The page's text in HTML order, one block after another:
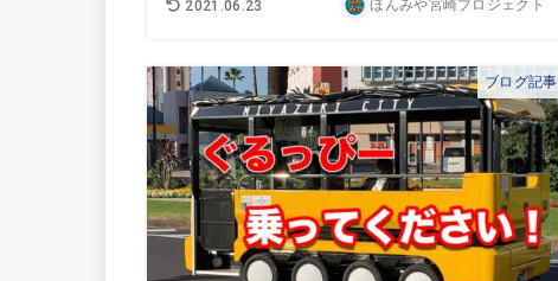
2021.06.23 ほんみや宮崎プロジェクト
ブログ記事